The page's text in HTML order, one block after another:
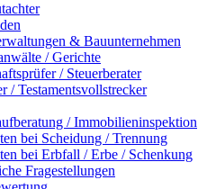
& Bauunternehmen
/ Gerichte
/ Steuerberater
/ Testamentsvollstrecker
/ Immobilieninspektion
bei Scheidung / Trennung
bei Erbfall / Erbe / Schenkung
Fragestellungen